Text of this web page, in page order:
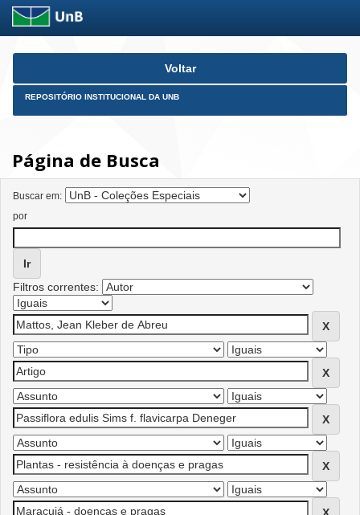
Skip
Voltar
REPOSITÓRIO INSTITUCIONAL DA UNB
Página de Busca
Buscar em:
por
Filtros correntes: